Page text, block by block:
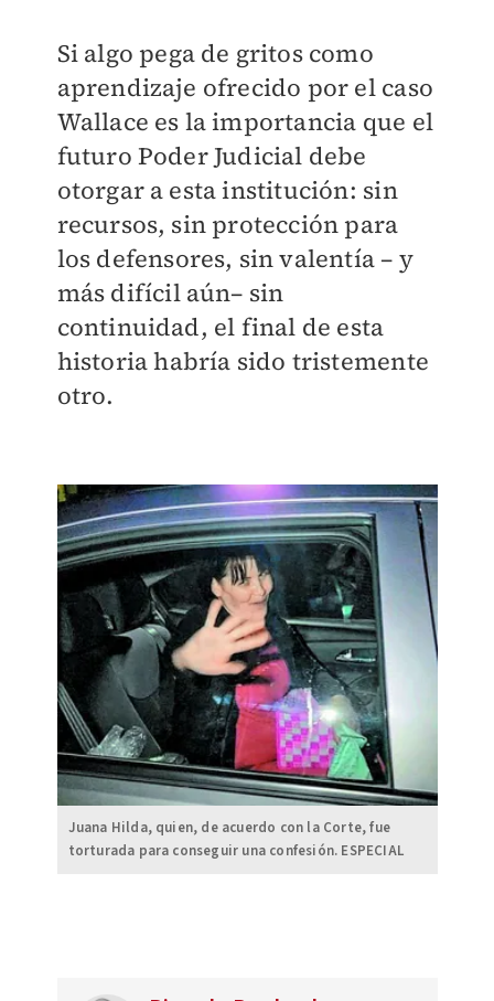
Si algo pega de gritos como
aprendizaje ofrecido por el caso
Wallace es la importancia que el
futuro Poder Judicial debe
otorgar a esta institución: sin
recursos, sin protección para
los defensores, sin valentía – y
más difícil aún– sin
continuidad, el final de esta
historia habría sido tristemente
otro.
Juana Hilda, quien, de acuerdo con la Corte, fue
torturada para conseguir una confesión. ESPECIAL